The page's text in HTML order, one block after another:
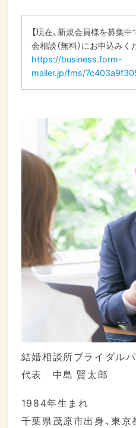
【現在、新規会員様を募集
会相談（無料）にお申込みく
https://business.form-
mailer.jp/fms/
結婚相談所ブライダル
代表 中島 賢太郎
1984年生まれ
千葉県茂原市出身、東